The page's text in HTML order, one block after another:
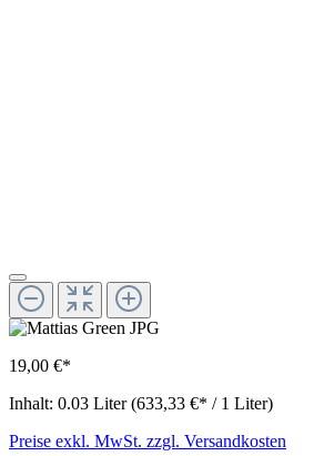
19,00 €*
Inhalt: 0.03 Liter(633,33 €* / 1 Liter)
Preise exkl. MwSt. zzgl. Versandkosten